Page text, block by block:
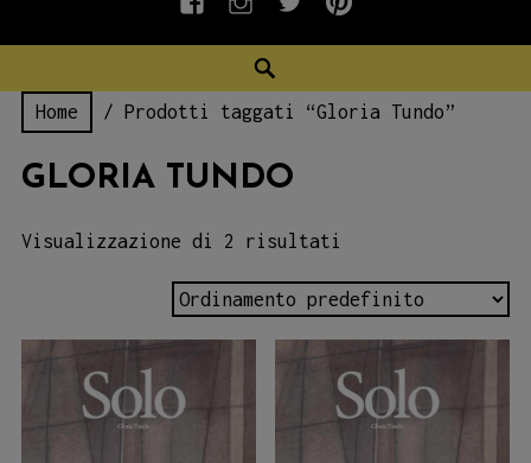
fb INSTAGRAM
twiterpinterest
Home / Prodotti taggati “Gloria Tundo”
GLORIA TUNDO
Visualizzazione di 2 risultati